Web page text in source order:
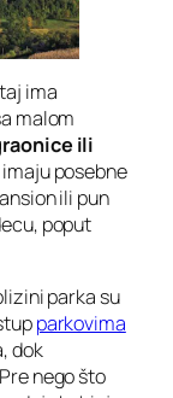
ima
malom
ili
posebne
ili pun
poput
parka su
parkovima
dok
nego što